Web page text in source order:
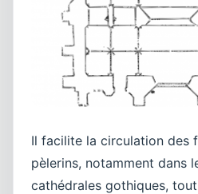
Il facilite la circulation des
pèlerins, notamment dans
cathédrales gothiques,